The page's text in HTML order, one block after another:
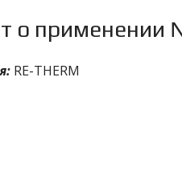
о применении
RE-THERM